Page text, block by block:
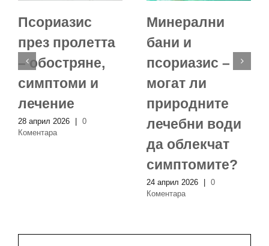
Псориазис
през пролетта
– обостряне,
симптоми и
лечение
28 април 2026
0
Коментара
Минерални
бани и
псориазис –
могат ли
природните
лечебни води
да облекчат
симптомите?
24 април 2026
0
Коментара